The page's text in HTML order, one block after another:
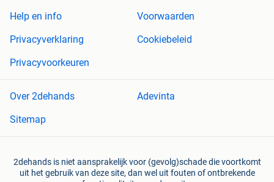
Help en info
Voorwaarden
Privacyverklaring
Cookiebeleid
Privacyvoorkeuren
Over 2dehands
Adevinta
Sitemap
2dehands is niet aansprakelijk voor (gevolg)schade die voortkomt
uit het gebruik van deze site, dan wel uit fouten of ontbrekende